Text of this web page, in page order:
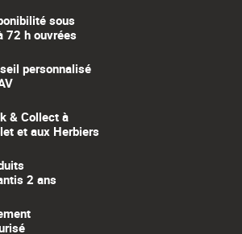
sous
72 h ouvrées
personnalisé
& Collect à
et aux Herbiers
2 ans